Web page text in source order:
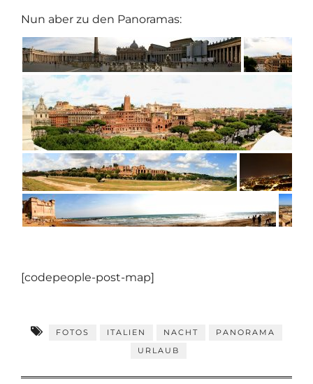
Nun aber zu den Panoramas:
[codepeople-post-map]
FOTOS ITALIEN NACHT
PANORAMA
URLAUB